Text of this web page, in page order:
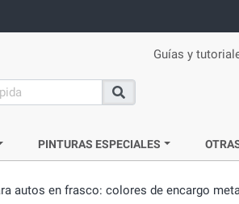
Guías y
Buscar
PINTURAS ESPECIALES
autos en frasco: colores de encargo